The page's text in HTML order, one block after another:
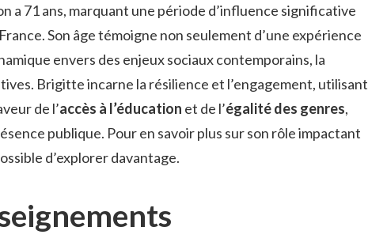
a 71 ans, marquant une période d’influence significative
Son âge témoigne non seulement d’une expérience
envers des enjeux sociaux contemporains, la
Brigitte incarne la résilience et l’engagement, utilisant
de l’accès à l’éducation et de l’égalité des genres,
publique. Pour en savoir plus sur son rôle impactant
d’explorer davantage.